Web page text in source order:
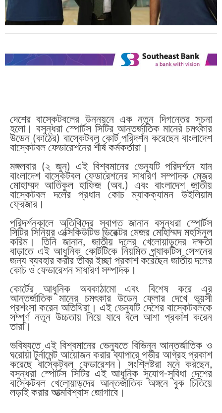
দেশের বাস্কেটবলের উন্নয়নে এক নতুন দিগন্তের সূচনা
হলো। বসুন্ধরা স্পোর্টস সিটির আন্তর্জাতিক মানের চমৎকার
উডেন (কাঠের) বাস্কেটবল কোর্ট পরিদর্শন করেছেন বাংলাদেশ
বাস্কেটবল ফেডারেশনের শীর্ষ কর্মকর্তারা।
মঙ্গলবার (২ জুন) এই বিশ্বমানের ভেন্যুটি পরিদর্শনে যান
বাংলাদেশ বাস্কেটবল ফেডারেশনের সাধারণ সম্পাদক মেজর
মোহাম্মদ আতিকুল হাফিজ (অব.) এবং বাংলাদেশ জাতীয়
বাস্কেটবল দলের প্রধান কোচ ম্যাকক্যামন উইলিয়াম
ফ্রেজার।
পরিদর্শনকালে অতিথিদের স্বাগত জানান বসুন্ধরা স্পোর্টস
সিটির সিনিয়র এক্সিকিউটিভ ডিরেক্টর মেজর মোহাম্মদ মহসিনুল
করিম। তিনি জানান, জাতীয় দলের খেলোয়াড়দের দক্ষতা
বাড়াতে এই আধুনিক কোর্টটিকে নিয়মিত প্র্যাকটিস সেশনের
জন্য ব্যবহার করার তীব্র ইচ্ছা প্রকাশ করেছেন জাতীয় দলের
কোচ ও ফেডারেশন সাধারণ সম্পাদক।
কোর্টের আধুনিক অবকাঠামো এবং বিশেষ করে এর
আন্তর্জাতিক মানের চমৎকার উডেন ফ্লোর দেখে ভূয়সী
প্রশংসা করেন অতিথিরা। এই ভেন্যুটি দেশের বাস্কেটবলকে
সম্পূর্ণ নতুন উচ্চতায় নিয়ে যাবে বলে আশা প্রকাশ করেন
তারা।
ভবিষ্যতে এই বিশ্বমানের ভেন্যুতে বিভিন্ন আন্তর্জাতিক ও
ঘরোয়া টুর্নামেন্ট আয়োজন করার ব্যাপারে গভীর আগ্রহ প্রকাশ
করেছে বাস্কেটবল ফেডারেশন। সংশ্লিষ্টরা মনে করছেন,
বসুন্ধরা স্পোর্টস সিটির এই আধুনিক সুযোগ-সুবিধা দেশের
বাস্কেটবল খেলোয়াড়দের আন্তর্জাতিক অঙ্গনে বুক চিতিয়ে
লড়াই করার আত্মবিশ্বাস জোগাবে।